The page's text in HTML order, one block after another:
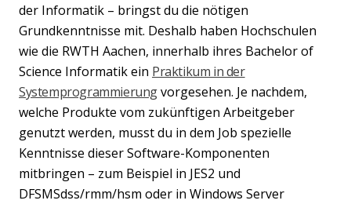
der Informatik – bringst du die nötigen
Grundkenntnisse mit. Deshalb haben Hochschulen
wie die RWTH Aachen, innerhalb ihres Bachelor of
Science Informatik ein Praktikum in der
Systemprogrammierungvorgesehen. Je nachdem,
welche Produkte vom zukünftigen Arbeitgeber
genutzt werden, musst du in dem Job spezielle
Kenntnisse dieser Software-Komponenten
mitbringen – zum Beispiel in JES2 und
DFSMSdss/rmm/hsm oder in Windows Server